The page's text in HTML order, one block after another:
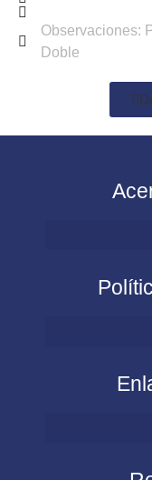
Observaciones:
Doble